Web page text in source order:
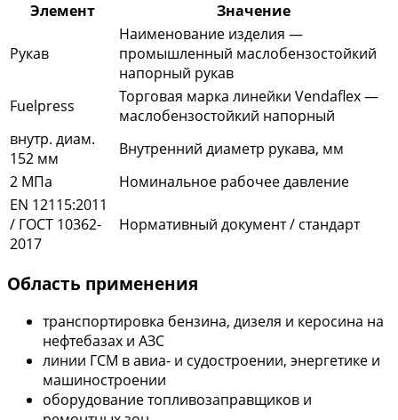
Элемент Значение
Рукав
Наименование изделия —
промышленный маслобензостойкий
напорный рукав
Fuelpress
Торговая марка линейки Vendaflex —
маслобензостойкий напорный
внутр. диам.
152 мм
Внутренний диаметр рукава, мм
2 МПа
Номинальное рабочее давление
EN 12115:2011
/ ГОСТ 10362-
2017
Нормативный документ / стандарт
Область применения
транспортировка бензина, дизеля и керосина на
нефтебазах и АЗС
линии ГСМ в авиа- и судостроении, энергетике и
машиностроении
оборудование топливозаправщиков и